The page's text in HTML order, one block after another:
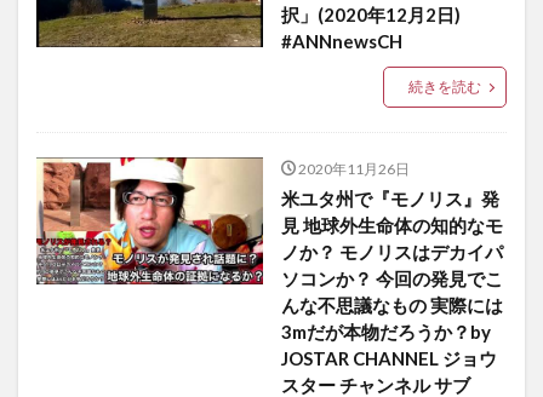
択」(2020年12月2日)
#ANNnewsCH
続きを読む
2020年11月26日
米ユタ州で『モノリス』発
見 地球外生命体の知的なモ
ノか？ モノリスはデカイパ
ソコンか？ 今回の発見でこ
んな不思議なもの 実際には
3mだが本物だろうか？by
JOSTAR CHANNEL ジョウ
スター チャンネル サブ